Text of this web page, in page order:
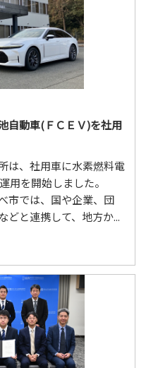
自動車(ＦＣＥＶ)を社用
は、社用車に水素燃料電
用を開始しました。
市では、国や企業、団
どと連携して、地方か...